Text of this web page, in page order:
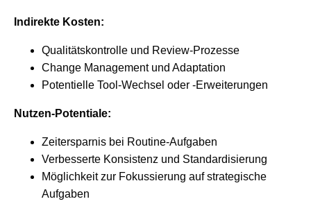
Indirekte Kosten:
Qualitätskontrolle und Review-Prozesse
Change Management und Adaptation
Potentielle Tool-Wechsel oder -Erweiterungen
Nutzen-Potentiale:
Zeitersparnis bei Routine-Aufgaben
Verbesserte Konsistenz und Standardisierung
Möglichkeit zur Fokussierung auf strategische
Aufgaben